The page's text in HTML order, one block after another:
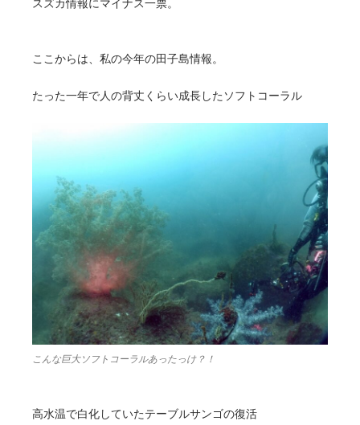
ここからは、私の今年の田子島情報。
たった一年で人の背丈くらい成長したソフトコーラル
こんな巨大ソフトコーラルあったっけ？！
高水温で白化していたテーブルサンゴの復活